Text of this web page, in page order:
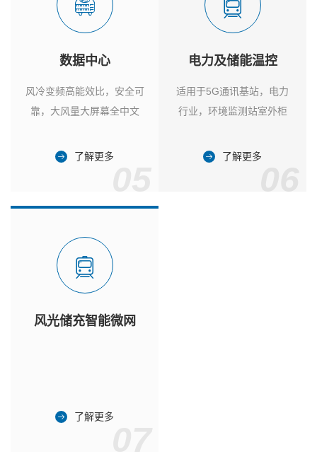
数据中心
风冷变频高能效比，安全可
靠，大风量大屏幕全中文
了解更多
电力及储能温控
适用于5G通讯基站，电力
行业，环境监测站室外柜
了解更多
风光储充智能微网
了解更多